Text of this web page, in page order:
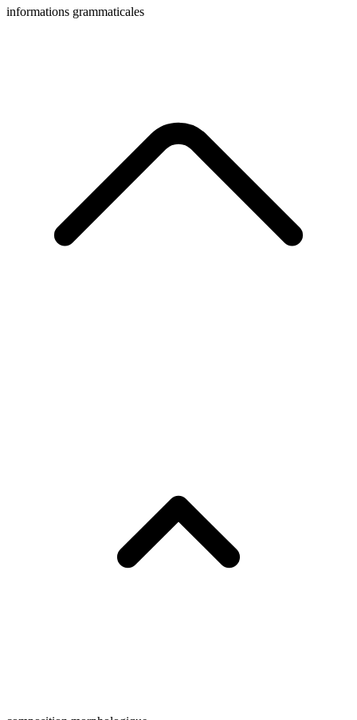
informations grammaticales